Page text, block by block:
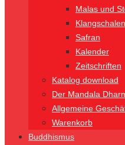
Malas und
Klangschalen
Safran
Kalender
Zeitschriften
Katalog download
Der Mandala
Allgemeine
Warenkorb
Buddhismus